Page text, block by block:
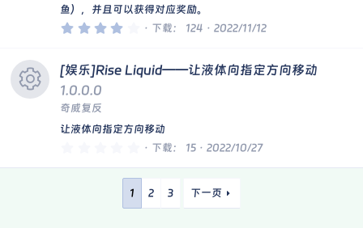
鱼），并且可以获得对应奖励。
4
星
下载 124 2022/11/12
源
[娱乐]Rise Liquid——让液体向指定方向移动
1.0.0.0
奇威复反
让液体向指定方向移动
0
0
0
星
下载 15 2022/10/27
1 2 3 下一页